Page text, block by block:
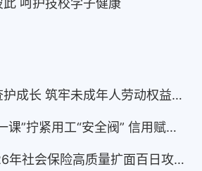
呵护技校学子健康
红安：突击夜查护成长 筑牢未成年人劳动权益保障线
钟祥：“开工第一课”拧紧用工“安全阀” 信用赋能守护劳动者“薪”安
房县：启动2026年社会保险高质量扩面百日攻坚行动